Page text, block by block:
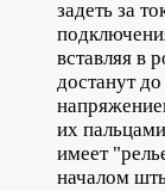
задеть за
вставляя в
достанут
их
имеет
началом